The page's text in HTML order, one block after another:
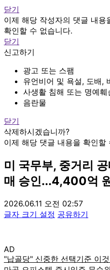
닫기
이제 해당 작성자의 댓글 내용
확인할 수 없습니다.
닫기
신고하기
광고 또는 스팸
유언비어 및 욕설, 도배,
사생활 침해 또는 명예훼
음란물
닫기
삭제하시겠습니까?
이제 해당 댓글 내용을 확인할
미 국무부, 중거리
매 승인...4,400억
2026.06.11 오전 02:57
글자 크기 설정 공유하기
AD